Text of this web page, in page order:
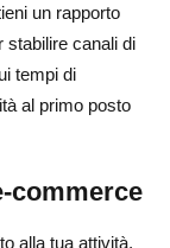
un rapporto
stabilire canali di
tempi di
al primo posto
commerce
alla tua attività,